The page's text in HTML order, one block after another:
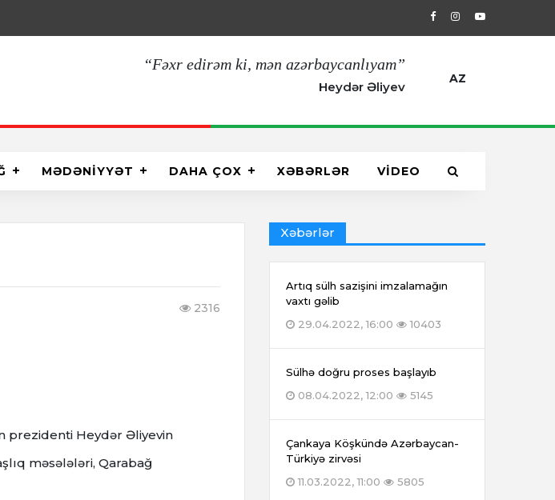
29.04.2022, 16:00 Artıq sülh
“Fəxr edirəm ki, mən azərbaycanlıyam”
Heydər Əliyev
AZ
MƏDƏNİYYƏT DAHA ÇOX XƏBƏRLƏR VİDEO
2316
prezidenti Heydər Əliyevin
məsələləri, Qarabağ
Xəbərlər
Artıq sülh sazişini imzalamağın
vaxtı gəlib
29.04.2022, 16:00
10403
Sülhə doğru proses başlayıb
08.04.2022, 12:00
5145
Çankaya Köşkündə Azərbaycan-
Türkiyə zirvəsi
11.03.2022, 11:00
5805